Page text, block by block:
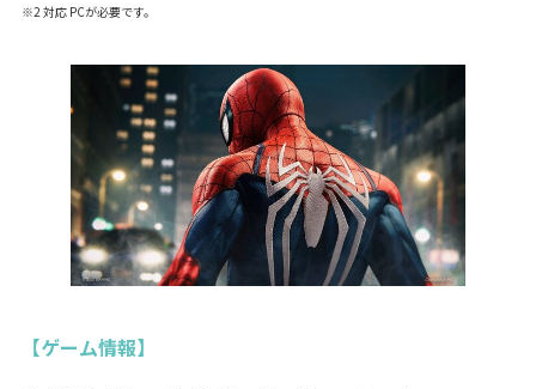
※2 対応 PCが必要です。
【ゲーム情報】